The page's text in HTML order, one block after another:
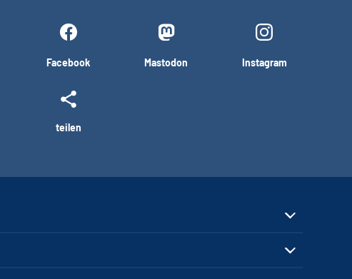
Facebook Mastodon Instagram
teilen